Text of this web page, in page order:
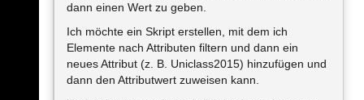
dann einen Wert zu geben.
Ich möchte ein Skript erstellen, mit dem ich
Elemente nach Attributen filtern und dann ein
neues Attribut (z. B. Uniclass2015) hinzufügen und
dann den Attributwert zuweisen kann.